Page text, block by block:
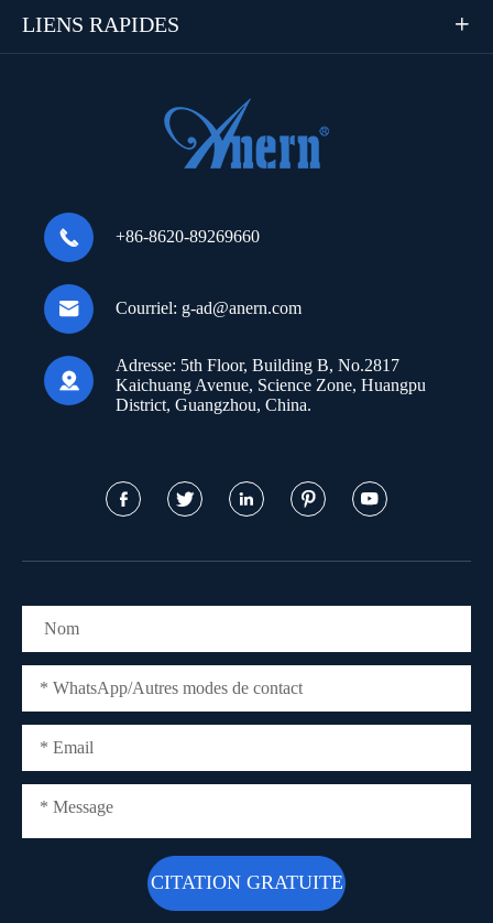
LIENS RAPIDES 
 +86-8620-89269660
 Courriel: g-ad@anern.com

Adresse: 5th Floor, Building B, No.2817
Kaichuang Avenue, Science Zone, Huangpu
District, Guangzhou, China.
    